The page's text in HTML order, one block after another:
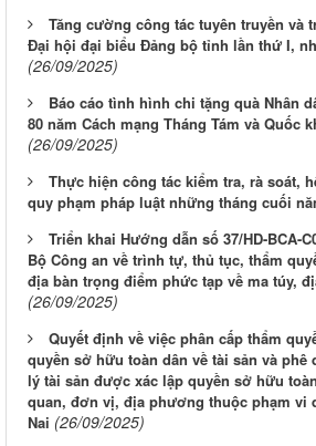
Tăng cường công tác tuyên truyền và
Đại hội đại biểu Đảng bộ tỉnh lần thứ I,
(26/09/2025)
Báo cáo tình hình chi tặng quà Nhân
80 năm Cách mạng Tháng Tám và Quốc
(26/09/2025)
Thực hiện công tác kiểm tra, rà soát,
quy phạm pháp luật những tháng cuối
Triển khai Hướng dẫn số 37/HD-BCA-
Bộ Công an về trình tự, thủ tục, thẩm
địa bàn trọng điểm phức tạp về ma túy,
(26/09/2025)
Quyết định về việc phân cấp thẩm
quyền sở hữu toàn dân về tài sản và
lý tài sản được xác lập quyền sở hữu
quan, đơn vị, địa phương thuộc phạm vi
Nai (26/09/2025)